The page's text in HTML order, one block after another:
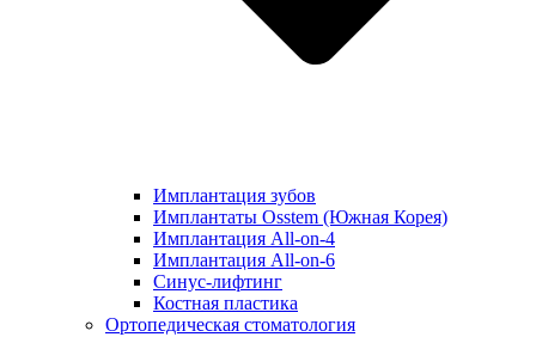
Имплантация зубов
Имплантаты Osstem (Южная Корея)
Имплантация All-on-4
Имплантация All-on-6
Синус-лифтинг
Костная пластика
Ортопедическая стоматология